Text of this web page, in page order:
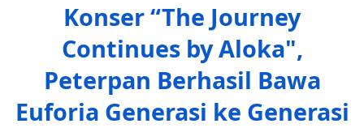
Konser “The Journey
Continues by Aloka",
Peterpan Berhasil Bawa
Euforia Generasi ke Generasi